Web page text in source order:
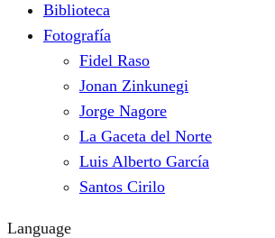
Biblioteca
Fotografía
Fidel Raso
Jonan Zinkunegi
Jorge Nagore
La Gaceta del Norte
Luis Alberto García
Santos Cirilo
Language